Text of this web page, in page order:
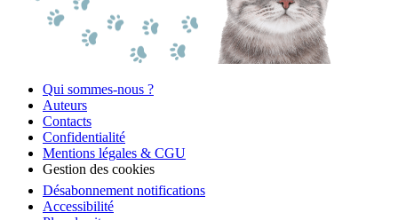
Qui sommes-nous ?
Auteurs
Contacts
Confidentialité
Mentions légales & CGU
Gestion des cookies
Désabonnement notifications
Accessibilité